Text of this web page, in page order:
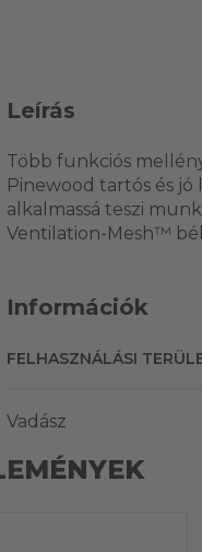
Leírás
Több funkciós
Pinewood tartós és
alkalmassá teszi
Ventilation-Mesh™
Információk
FELHASZNÁLÁSI
Vadász